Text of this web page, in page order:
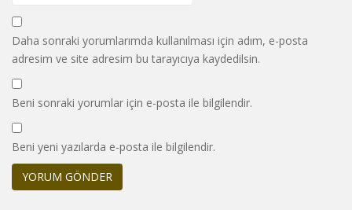
Daha sonraki yorumlarımda kullanılması için adım, e-posta
adresim ve site adresim bu tarayıcıya kaydedilsin.
Beni sonraki yorumlar için e-posta ile bilgilendir.
Beni yeni yazılarda e-posta ile bilgilendir.